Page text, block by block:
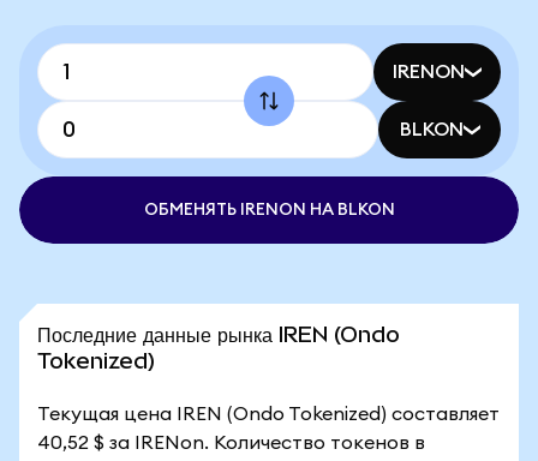
IRENON
BLKON
ОБМЕНЯТЬ IRENON НА BLKON
Последние данные рынка IREN (Ondo
Tokenized)
Текущая цена IREN (Ondo Tokenized) составляет
40,52 $ за IRENon. Количество токенов в